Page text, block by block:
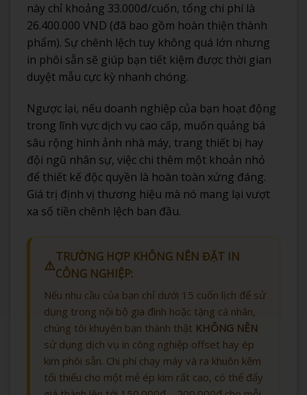
này chỉ khoảng 33.000đ/cuốn, tổng chi phí là
26.400.000 VND (đã bao gồm hoàn thiện thành
phẩm). Sự chênh lệch tuy không quá lớn nhưng
in phôi sẵn sẽ giúp bạn tiết kiệm được thời gian
duyệt mẫu cực kỳ nhanh chóng.
Ngược lại, nếu doanh nghiệp của bạn hoạt động
trong lĩnh vực dịch vụ cao cấp, muốn quảng bá
sâu rộng hình ảnh nhà máy, trang thiết bị hay
đội ngũ nhân sự, việc chi thêm một khoản nhỏ
để thiết kế độc quyền là hoàn toàn xứng đáng.
Giá trị định vị thương hiệu mà nó mang lại vượt
xa số tiền chênh lệch ban đầu.
⚠️
TRƯỜNG HỢP KHÔNG NÊN ĐẶT IN
CÔNG NGHIỆP:
Nếu nhu cầu của bạn chỉ dưới 15 cuốn lịch để sử
dụng trong nội bộ gia đình hoặc tặng cá nhân,
chúng tôi khuyên bạn thành thật KHÔNG NÊN
sử dụng dịch vụ in công nghiệp offset hay ép
kim phôi sẵn. Chi phí chạy máy và ra khuôn kẽm
tối thiểu cho một mẻ ép kim rất cao, có thể đẩy